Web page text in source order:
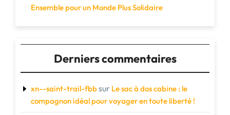
Ensemble pour un Monde Plus Solidaire
Derniers commentaires
xn--saint-trail-fbbsur Le sac à dos cabine : le
compagnon idéal pour voyager en toute liberté !